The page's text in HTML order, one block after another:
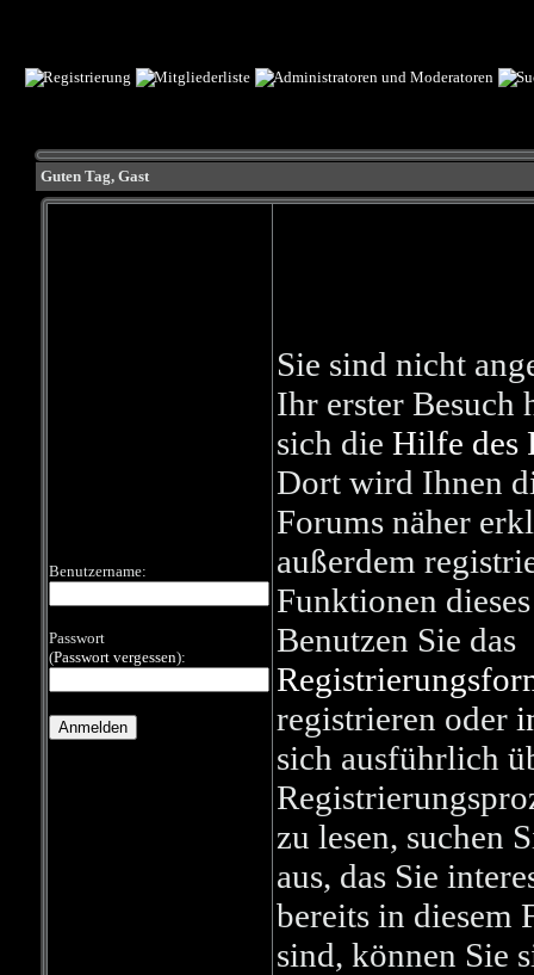
Guten Tag, Gast
Benutzername:
Passwort
(Passwort vergessen):
Sie sind nicht
Ihr erster Besuch
sich die Hilfe des
Dort wird Ihnen
Forums näher
außerdem
Funktionen
Benutzen Sie das
registrieren oder
sich ausführlich
zu lesen, suchen
aus, das Sie
bereits in diesem
sind, können Sie